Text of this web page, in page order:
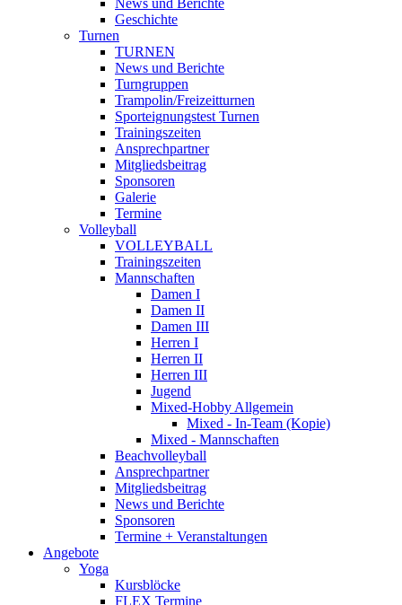
News und Berichte
Geschichte
Turnen
TURNEN
News und Berichte
Turngruppen
Trampolin/Freizeitturnen
Sporteignungstest Turnen
Trainingszeiten
Ansprechpartner
Mitgliedsbeitrag
Sponsoren
Galerie
Termine
Volleyball
VOLLEYBALL
Trainingszeiten
Mannschaften
Damen I
Damen II
Damen III
Herren I
Herren II
Herren III
Jugend
Mixed-Hobby Allgemein
Mixed - In-Team (Kopie)
Mixed - Mannschaften
Beachvolleyball
Ansprechpartner
Mitgliedsbeitrag
News und Berichte
Sponsoren
Termine + Veranstaltungen
Angebote
Yoga
Kursblöcke
FLEX Termine